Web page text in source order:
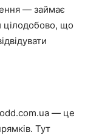
— займає
цілодобово, що
— це
Тут